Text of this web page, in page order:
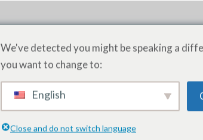
PRODUCTEN DIENSTEN
Hoe kunnen we
We've detected you might be speaking a
you want to change to:
English
Close and do not switch language